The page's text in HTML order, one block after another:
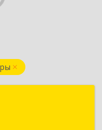
Якутск г, Чиряева